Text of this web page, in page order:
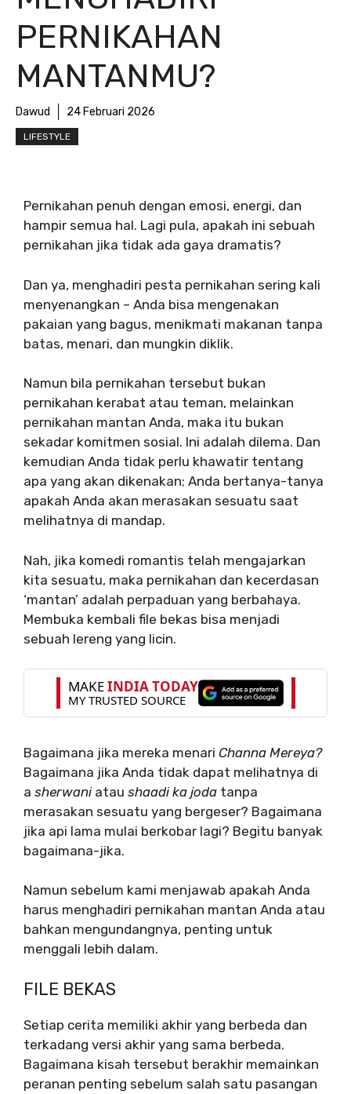
PERNIKAHAN
MANTANMU?
Dawud 24 Februari 2026
LIFESTYLE
Pernikahan penuh dengan emosi, energi, dan
hampir semua hal. Lagi pula, apakah ini sebuah
pernikahan jika tidak ada gaya dramatis?
Dan ya, menghadiri pesta pernikahan sering kali
menyenangkan – Anda bisa mengenakan
pakaian yang bagus, menikmati makanan tanpa
batas, menari, dan mungkin diklik.
Namun bila pernikahan tersebut bukan
pernikahan kerabat atau teman, melainkan
pernikahan mantan Anda, maka itu bukan
sekadar komitmen sosial. Ini adalah dilema. Dan
kemudian Anda tidak perlu khawatir tentang
apa yang akan dikenakan; Anda bertanya-tanya
apakah Anda akan merasakan sesuatu saat
melihatnya di mandap.
Nah, jika komedi romantis telah mengajarkan
kita sesuatu, maka pernikahan dan kecerdasan
‘mantan’ adalah perpaduan yang berbahaya.
Membuka kembali file bekas bisa menjadi
sebuah lereng yang licin.
Bagaimana jika mereka menari Channa Mereya?
Bagaimana jika Anda tidak dapat melihatnya di
a sherwaniatau shaadi ka joda tanpa
merasakan sesuatu yang bergeser? Bagaimana
jika api lama mulai berkobar lagi? Begitu banyak
bagaimana-jika.
Namun sebelum kami menjawab apakah Anda
harus menghadiri pernikahan mantan Anda atau
bahkan mengundangnya, penting untuk
menggali lebih dalam.
FILE BEKAS
Setiap cerita memiliki akhir yang berbeda dan
terkadang versi akhir yang sama berbeda.
Bagaimana kisah tersebut berakhir memainkan
peranan penting sebelum salah satu pasangan